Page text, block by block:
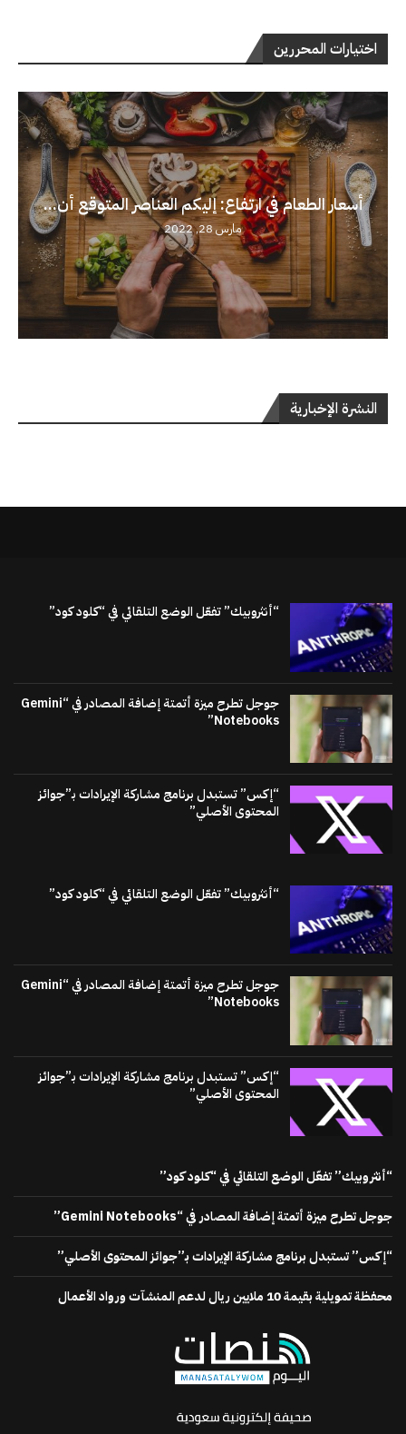
اختيارات المحررين
أسعار الطعام في ارتفاع: إليكم العناصر المتوقع أن...
مارس 28, 2022
النشرة الإخبارية
“أنثروبيك” تفعّل الوضع التلقائي في “كلود كود”
جوجل تطرح ميزة أتمتة إضافة المصادر في “Gemini
Notebooks”
“إكس” تستبدل برنامج مشاركة الإيرادات بـ”جوائز
المحتوى الأصلي”
“أنثروبيك” تفعّل الوضع التلقائي في “كلود كود”
جوجل تطرح ميزة أتمتة إضافة المصادر في “Gemini
Notebooks”
“إكس” تستبدل برنامج مشاركة الإيرادات بـ”جوائز
المحتوى الأصلي”
“أنثروبيك” تفعّل الوضع التلقائي في “كلود كود”
جوجل تطرح ميزة أتمتة إضافة المصادر في “Gemini Notebooks”
“إكس” تستبدل برنامج مشاركة الإيرادات بـ”جوائز المحتوى الأصلي”
محفظة تمويلية بقيمة 10 ملايين ريال لدعم المنشآت ورواد الأعمال